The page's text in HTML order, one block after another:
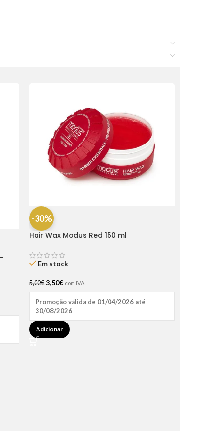
-30%
Hair Wax Modus Red 150 ml
Em stock
5,00€ 3,50€ com IVA
Promoção válida de 01/04/2026 até
30/08/2026
Adicionar